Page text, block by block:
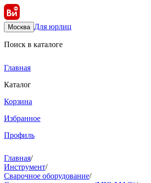
Москва Для юрлиц
Поиск в каталоге
Главная
Каталог
Корзина
Избранное
Профиль
Главная/
Инструмент/
Сварочное оборудование/